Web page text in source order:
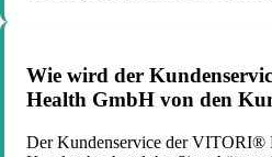
Wie wird der
Health GmbH von den
Der Kundenservice der VITORI®